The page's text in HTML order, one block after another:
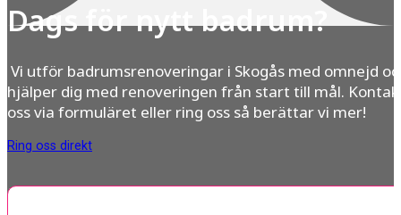
Dags för nytt badrum?
Vi utför badrumsrenoveringar i Skogås med omnejd
hjälper dig med renoveringen från start till mål.
oss via formuläret eller ring oss så berättar vi mer!
Ring oss direkt